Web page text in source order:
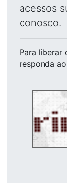
acessos
conosco.
Para liberar
responda